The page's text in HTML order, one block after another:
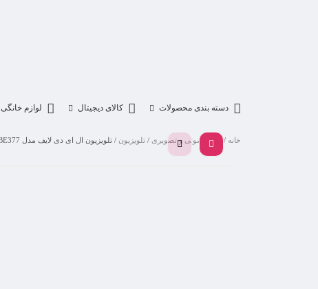
دسته بندی محصولات کالای دیجیتال لوازم خانگی
خانه / لوازم صوتی و تصویری / تلویزیون / تلویزیون ال ای دی لایف مدل LI-50BE377 سایز 50 اینچ